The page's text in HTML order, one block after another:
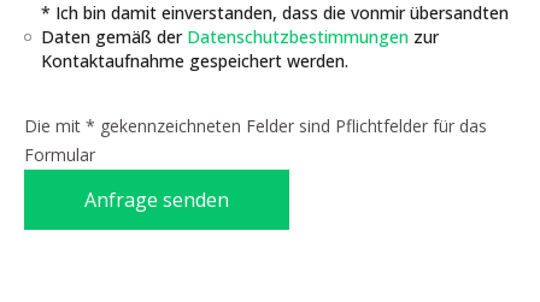
* Ich bin damit einverstanden, dass die vonmir übersandten
Daten gemäß der Datenschutzbestimmungen zur
Kontaktaufnahme gespeichert werden.
Die mit * gekennzeichneten Felder sind Pflichtfelder für das
Formular
Anfrage senden